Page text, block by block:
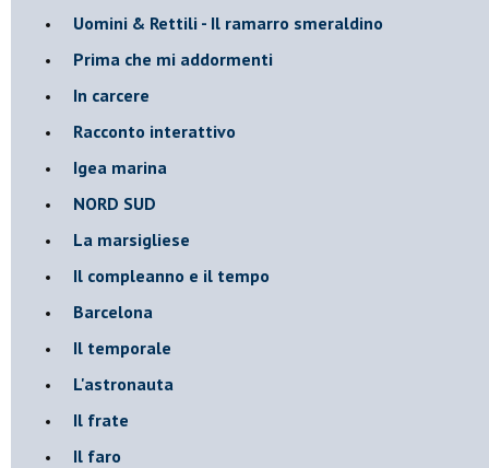
Uomini & Rettili - Il ramarro smeraldino
Prima che mi addormenti
In carcere
Racconto interattivo
Igea marina
​NORD SUD
La marsigliese
Il compleanno e il tempo
Barcelona
Il temporale
L'astronauta
Il frate
Il faro